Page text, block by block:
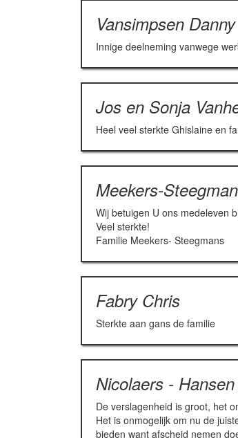
Vansimpsen Danny
Innige deelneming vanwege
Jos en Sonja
Heel veel sterkte Ghislaine en
Meekers-
Wij betuigen U ons medeleven
Veel sterkte!
Familie Meekers- Steegmans
Fabry Chris
Sterkte aan gans de familie
Nicolaers -
De verslagenheid is groot, het
Het is onmogelijk om nu de
bieden want afscheid nemen